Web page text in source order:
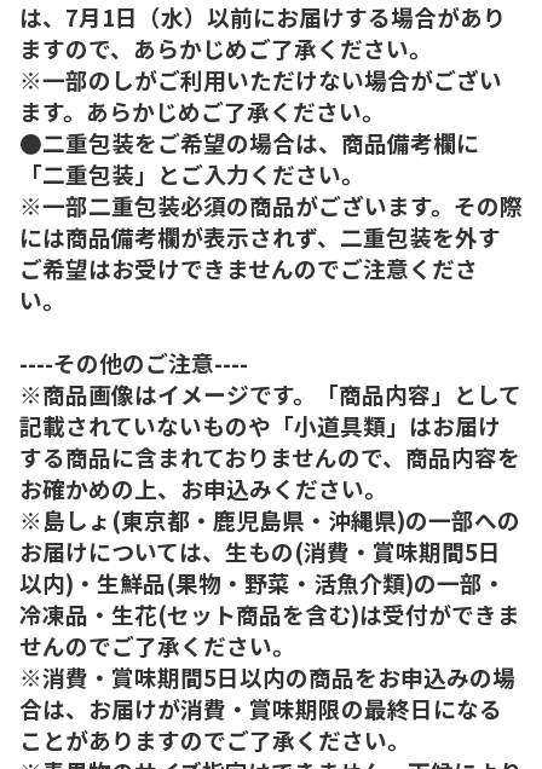
は、7月1日（水）以前にお届けする場合があり
ますので、あらかじめご了承ください。
※一部のしがご利用いただけない場合がござい
ます。あらかじめご了承ください。
●二重包装をご希望の場合は、商品備考欄に
「二重包装」とご入力ください。
※一部二重包装必須の商品がございます。その際
には商品備考欄が表示されず、二重包装を外す
ご希望はお受けできませんのでご注意くださ
い。
----その他のご注意----
※商品画像はイメージです。「商品内容」として
記載されていないものや「小道具類」はお届け
する商品に含まれておりませんので、商品内容を
お確かめの上、お申込みください。
※島しょ(東京都・鹿児島県・沖縄県)の一部への
お届けについては、生もの(消費・賞味期間5日
以内)・生鮮品(果物・野菜・活魚介類)の一部・
冷凍品・生花(セット商品を含む)は受付ができま
せんのでご了承ください。
※消費・賞味期間5日以内の商品をお申込みの場
合は、お届けが消費・賞味期限の最終日になる
ことがありますのでご了承ください。